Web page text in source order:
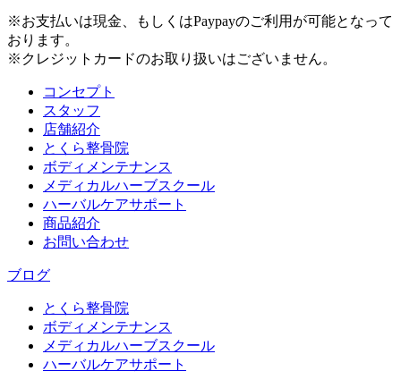
※お支払いは現金、もしくはPaypayのご利用が可能となって
おります。
※クレジットカードのお取り扱いはございません。
コンセプト
スタッフ
店舗紹介
とくら整骨院
ボディメンテナンス
メディカルハーブスクール
ハーバルケアサポート
商品紹介
お問い合わせ
ブログ
とくら整骨院
ボディメンテナンス
メディカルハーブスクール
ハーバルケアサポート